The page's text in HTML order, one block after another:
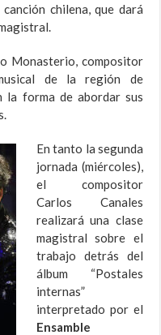
chilena, que dará
Monasterio, compositor
de la región de
la forma de abordar sus
En tanto la segunda
jornada (miércoles),
el compositor
Carlos Canales
realizará una clase
magistral sobre el
trabajo detrás del
álbum “Postales
internas”
interpretado por el
Ensamble